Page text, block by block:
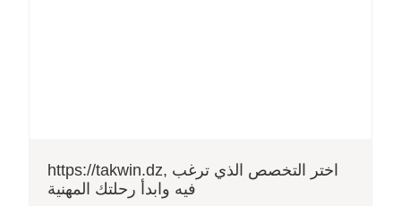
https://takwin.dz, اختر التخصص الذي ترغب
فيه وابدأ رحلتك المهنية